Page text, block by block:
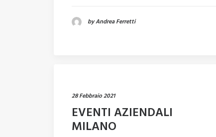
by Andrea Ferretti
28 Febbraio 2021
EVENTI AZIENDALI
MILANO